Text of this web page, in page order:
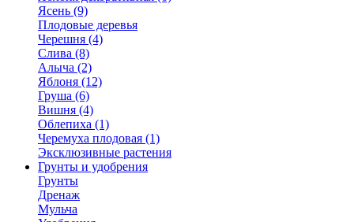
Ясень (9)
Плодовые деревья
Черешня (4)
Слива (8)
Алыча (2)
Яблоня (12)
Груша (6)
Вишня (4)
Облепиха (1)
Черемуха плодовая (1)
Эксклюзивные растения
Грунты и удобрения
Грунты
Дренаж
Мульча